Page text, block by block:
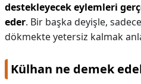
destekleyecek eylemleri
eder. Bir başka deyişle,
dökmekte yetersiz kalmak
Külhan ne demek